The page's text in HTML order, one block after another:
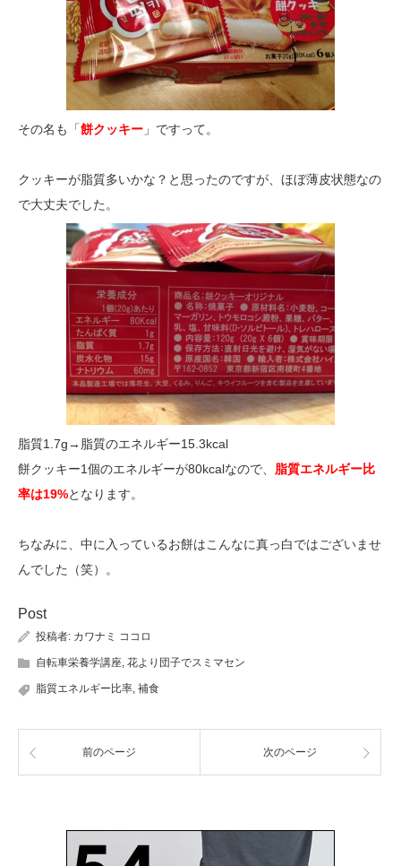
その名も「餅クッキー 」ですって。
クッキーが脂質多いかな？と思ったのですが、ほぼ薄皮状態なの
で大丈夫でした。
脂質1.7g→脂質のエネルギー15.3kcal
餅クッキー1個のエネルギーが80kcalなので、 脂質エネルギー比
率は19%となります。
ちなみに、中に入っているお餅はこんなに真っ白ではございませ
んでした（笑）。
Post
投稿者: カワナミ ココロ
自転車栄養学講座, 花より団子でスミマセン
脂質エネルギー比率, 補食
前のページ 次のページ